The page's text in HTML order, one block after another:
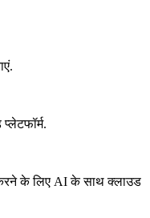
के लिए AI के साथ क्लाउड